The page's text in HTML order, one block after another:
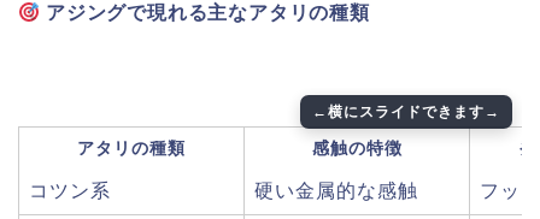
アジングで現れる主なアタリの種類
アタリの種類 感触の特徴
コツン系 硬い金属的な感触 フッ